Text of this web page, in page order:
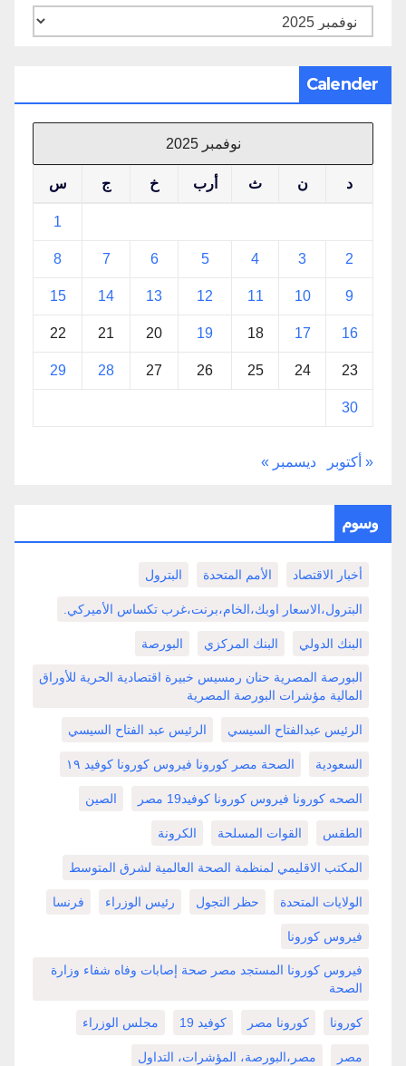
الأرشيف
Calender
نوفمبر 2025
د ن ث أرب خ ج س
1
2
3
4
5
6
7
8
9
10
11
12
13
14
15
16
17
18
19
20
21
22
23
24
25
26
27
28
29
30
« أكتوبر ديسمبر »
وسوم
أخبار الاقتصاد الأمم المتحدة البترول
البترول،الاسعار اوبك،الخام،برنت،غرب تكساس الأميركي.
البنك الدولي البنك المركزي البورصة
البورصة المصرية حنان رمسيس خبيرة اقتصادية الحرية للأوراق
المالية مؤشرات البورصة المصرية
الرئيس عبدالفتاح السيسي الرئيس عبد الفتاح السيسي
السعودية الصحة مصر كورونا فيروس كورونا كوفيد ١٩
الصحه كورونا فيروس كورونا كوفيد19 مصر الصين
الطقس القوات المسلحة الكرونة
المكتب الاقليمي لمنظمة الصحة العالمية لشرق المتوسط
الولايات المتحدة حظر التجول رئيس الوزراء فرنسا
فيروس كورونا
فيروس كورونا المستجد مصر صحة إصابات وفاه شفاء وزارة
الصحة
كورونا كورونا مصر كوفيد 19 مجلس الوزراء
مصر مصر،البورصة، المؤشرات، التداول